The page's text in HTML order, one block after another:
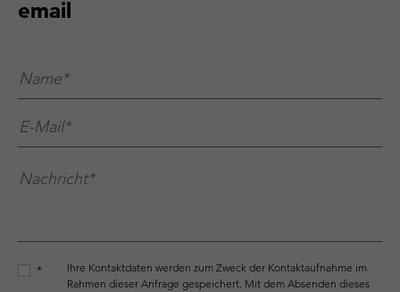
Name**
E-Mail**
Nachricht**
*
Ihre Kontaktdaten werden zum Zweck der Kontaktaufnahme im
Rahmen dieser Anfrage gespeichert. Mit dem Absenden dieses